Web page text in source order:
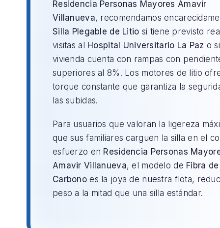
Residencia Personas Mayores Amavir
Villanueva, recomendamos
Silla Plegable de Litio si tiene previsto
visitas al Hospital Universitario La Paz o
vivienda cuenta con rampas con
superiores al 8%. Los motores de litio
torque constante que garantiza la
las subidas.
Para usuarios que valoran la ligereza
que sus familiares carguen la silla en el
esfuerzo en Residencia Personas
Amavir Villanueva, el modelo de Fibra de
Carbono es la joya de nuestra flota,
peso a la mitad que una silla estándar.